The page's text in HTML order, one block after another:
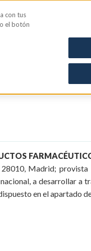
EN
DE
Madrid;
a desarrollar a
en el apartado
con tus
el botón